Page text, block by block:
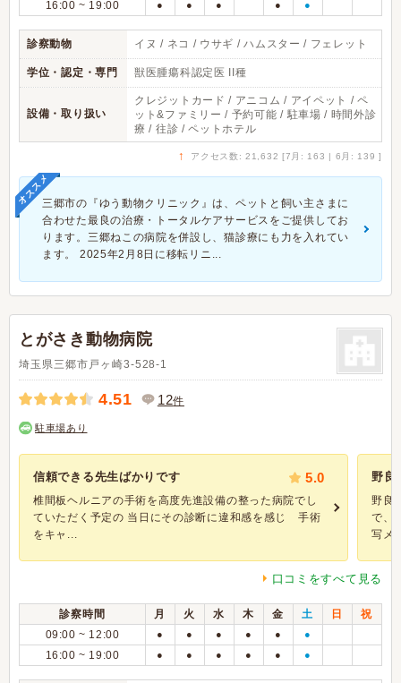
16:00 ~ 19:00 ● ● ● ● ●
診察動物 イヌ / ネコ / ウサギ / ハムスター / フェレット
学位・認定・専門 獣医腫瘍科認定医 II種
設備・取り扱い
クレジットカード / アニコム / アイペット / ペ
ット&ファミリー / 予約可能 / 駐車場 / 時間外診
療 / 往診 / ペットホテル
↑ アクセス数: 21,632 [7月: 163 | 6月: 139 ]
オススメ三郷市の『ゆう動物クリニック』は、ペットと飼い主さまに
合わせた最良の治療・トータルケアサービスをご提供してお
ります。三郷ねこの病院を併設し、猫診療にも力を入れてい
ます。 2025年2月8日に移転リニ...
とがさき動物病院
埼玉県三郷市戸ヶ崎3-528-1
4.51 12件
駐車場あり
信頼できる先生ばかりです 5.0
椎間板ヘルニアの手術を高度先進設備の整った病院でし
ていただく予定の 当日にその診断に違和感を感じ 手術
をキャ...
野良
野良
で、
写メ
口コミをすべて見る
診察時間 月 火 水 木 金 土 日
祝
09:00 ~ 12:00
● ● ● ● ● ●
16:00 ~ 19:00 ● ● ● ● ● ●